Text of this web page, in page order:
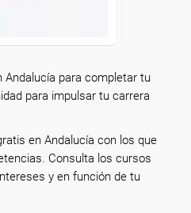
para completar tu
para impulsar tu carrera
en Andalucía con los que
Consulta los cursos
y en función de tu